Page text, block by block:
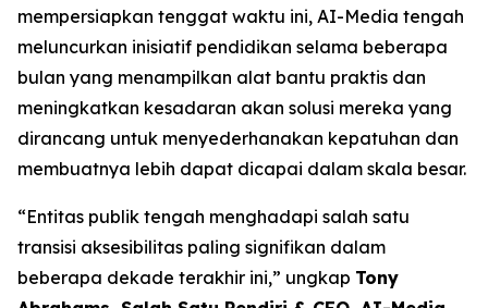
mempersiapkan tenggat waktu ini, AI-Media tengah
meluncurkan inisiatif pendidikan selama beberapa
bulan yang menampilkan alat bantu praktis dan
meningkatkan kesadaran akan solusi mereka yang
dirancang untuk menyederhanakan kepatuhan dan
membuatnya lebih dapat dicapai dalam skala besar.
“Entitas publik tengah menghadapi salah satu
transisi aksesibilitas paling signifikan dalam
beberapa dekade terakhir ini,” ungkap Tony